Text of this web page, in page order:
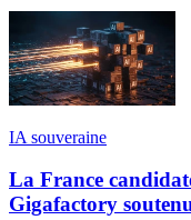
IA souveraine
La France
Gigafactory